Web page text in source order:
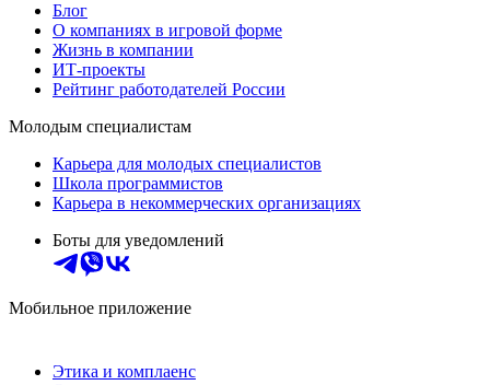
Блог
О компаниях в игровой форме
Жизнь в компании
ИТ-проекты
Рейтинг работодателей России
Молодым специалистам
Карьера для молодых специалистов
Школа программистов
Карьера в некоммерческих организациях
Боты для уведомлений
Мобильное приложение
Этика и комплаенс